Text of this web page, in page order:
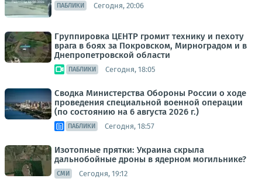
ПАБЛИКИ Сегодня, 20:06
Группировка ЦЕНТР громит технику и пехоту
врага в боях за Покровском, Мирноградом и в
Днепропетровской области
ПАБЛИКИ Сегодня, 18:05
Сводка Министерства Обороны России о ходе
проведения специальной военной операции
(по состоянию на 6 августа 2026 г.)
ПАБЛИКИ Сегодня, 18:57
Изотопные прятки: Украина скрыла
дальнобойные дроны в ядерном могильнике?
СМИ Сегодня, 19:12